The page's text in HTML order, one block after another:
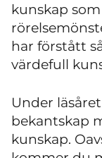
kunskap
har förstått
värdefull
Under
bekantskap
kunskap.